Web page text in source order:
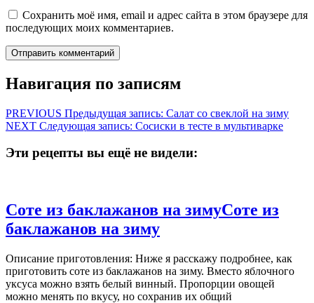
Сохранить моё имя, email и адрес сайта в этом браузере для
последующих моих комментариев.
Навигация по записям
PREVIOUS Предыдущая запись: Салат со свеклой на зиму
NEXT Следующая запись: Сосиски в тесте в мультиварке
Эти рецепты вы ещё не видели:
Соте из баклажанов на зимуСоте из
баклажанов на зиму
Описание приготовления: Ниже я расскажу подробнее, как
приготовить соте из баклажанов на зиму. Вместо яблочного
уксуса можно взять белый винный. Пропорции овощей
можно менять по вкусу, но сохранив их общий